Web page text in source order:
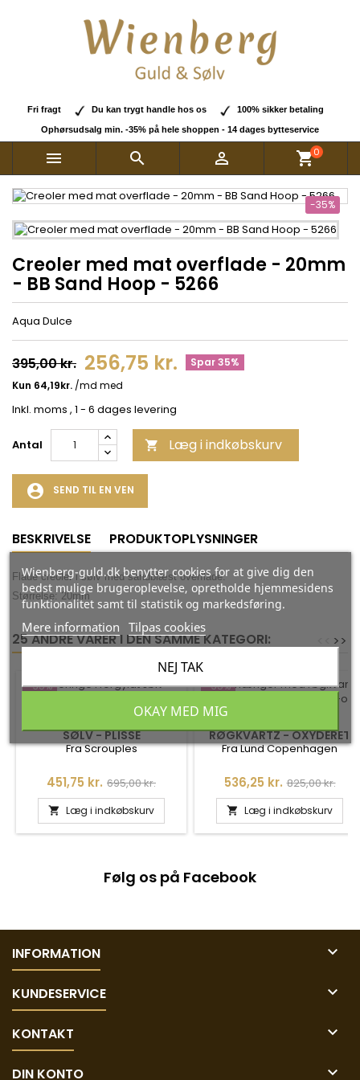
Fri fragt Du kan trygt handle hos os 100% sikker betaling
Ophørsudsalg min. -35% på hele shoppen - 14 dages bytteservice
   shopping_cart0
-35%
Creoler med mat overflade - 20mm
- BB Sand Hoop - 5266
Aqua Dulce
395,00 kr. 256,75 kr. Spar 35%
Inkl. moms , 1 - 6 dages levering
Antal  Læg i indkøbskurv
account_circle SEND TIL EN VEN
BESKRIVELSE PRODUKTOPLYSNINGER
Flade creoler i sølv med sandblæst overflade.
Størrelse: 20mm
25 ANDRE VARER I DEN SAMME KATEGORI: >>
-35%
SØLV - PLISSÉ
Fra Scrouples
Pris
451,75 kr. Normalpris
695,00 kr.
 Læg i indkøbskurv
-35%
RØGKVARTZ - OXYDERET
Fra Lund Copenhagen
Pris
536,25 kr. Normalpris
825,00 kr.
 Læg i indkøbskurv
Følg os på Facebook
INFORMATION 
KUNDESERVICE 
KONTAKT 
DIN KONTO 
Wienberg-guld.dk benytter cookies for at give dig den
bedst mulige brugeroplevelse, opretholde hjemmesidens
funktionalitet samt til statistik og markedsføring.
Mere information Tilpas cookies
NEJ TAK
OKAY MED MIG